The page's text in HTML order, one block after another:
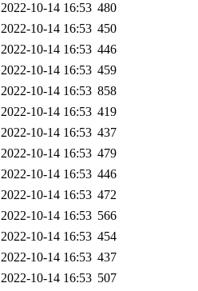
2022-10-14 16:53 480
2022-10-14 16:53 450
2022-10-14 16:53 446
2022-10-14 16:53 459
2022-10-14 16:53 858
2022-10-14 16:53 419
2022-10-14 16:53 437
2022-10-14 16:53 479
2022-10-14 16:53 446
2022-10-14 16:53 472
2022-10-14 16:53 566
2022-10-14 16:53 454
2022-10-14 16:53 437
2022-10-14 16:53 507